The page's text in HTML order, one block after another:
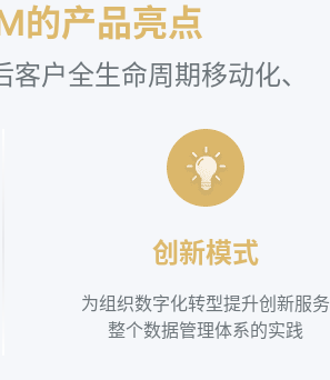
的产品亮点
户全生命周期移动化、
创新模式
为组织数字化转型提升创新服务
整个数据管理体系的实践